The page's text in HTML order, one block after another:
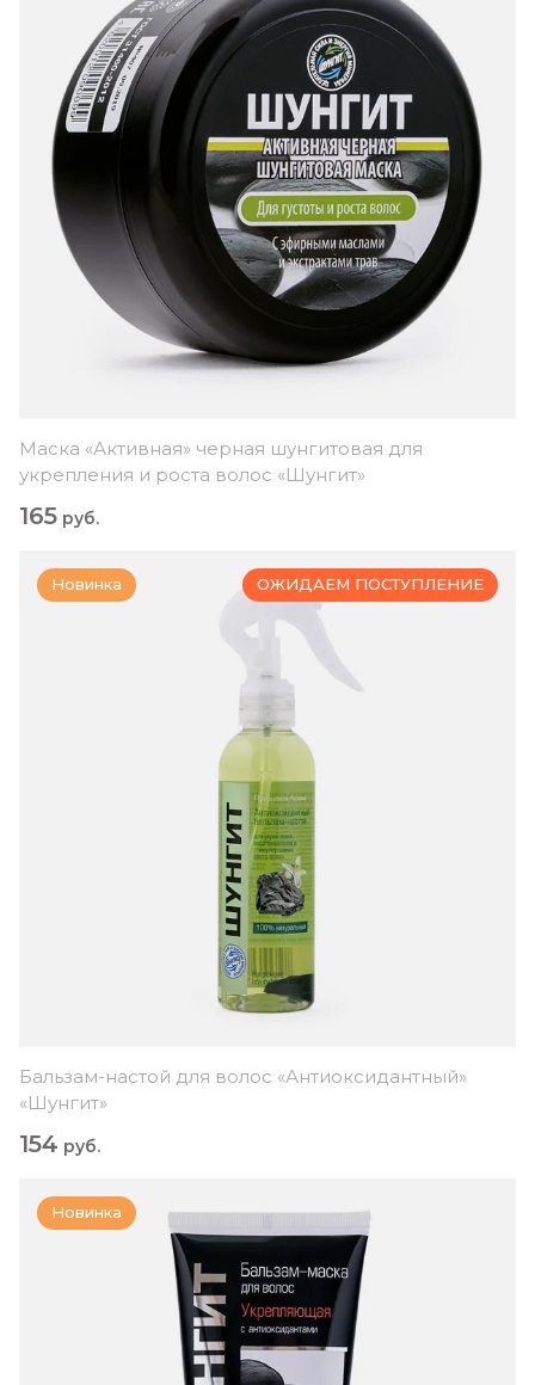
Маска «Активная» черная шунгитовая для
укрепления и роста волос «Шунгит»
165 руб.
Новинка ОЖИДАЕМ ПОСТУПЛЕНИЕ
Бальзам-настой для волос «Антиоксидантный»
«Шунгит»
154 руб.
Новинка